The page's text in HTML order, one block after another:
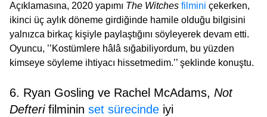
Açıklamasına, 2020 yapımı The Witches filmini çekerken,
ikinci üç aylık döneme girdiğinde hamile olduğu bilgisini
yalnızca birkaç kişiyle paylaştığını söyleyerek devam etti.
Oyuncu, ’’Kostümlere hâlâ sığabiliyordum, bu yüzden
kimseye söyleme ihtiyacı hissetmedim.’’ şeklinde konuştu.
6. Ryan Gosling ve Rachel McAdams, Not
Defterifilminin set sürecinde iyi